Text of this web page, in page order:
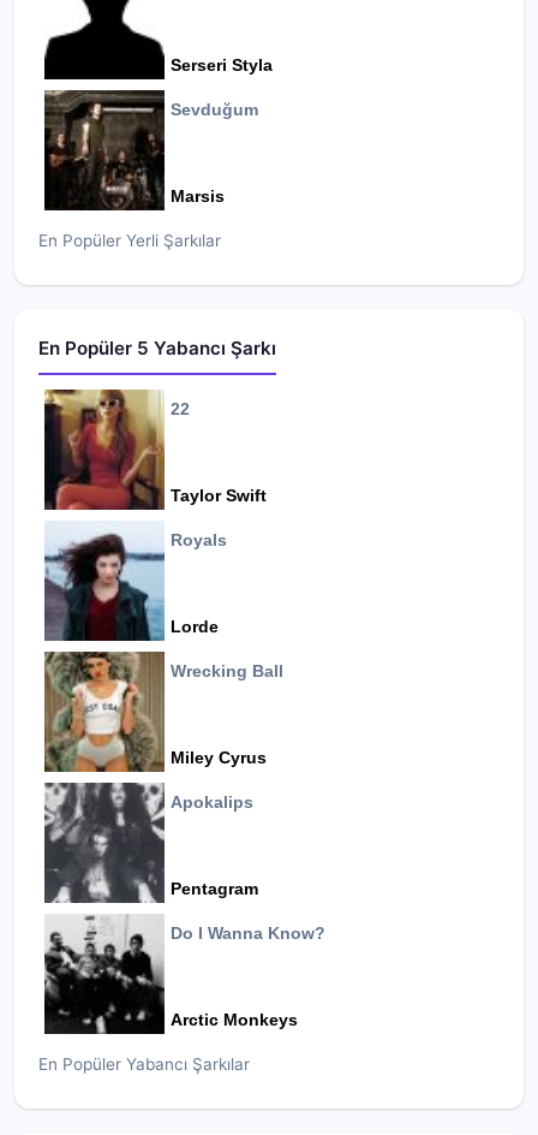
Serseri Styla
Sevduğum
Marsis
En Popüler Yerli Şarkılar
En Popüler 5 Yabancı Şarkı
22
Taylor Swift
Royals
Lorde
Wrecking Ball
Miley Cyrus
Apokalips
Pentagram
Do I Wanna Know?
Arctic Monkeys
En Popüler Yabancı Şarkılar